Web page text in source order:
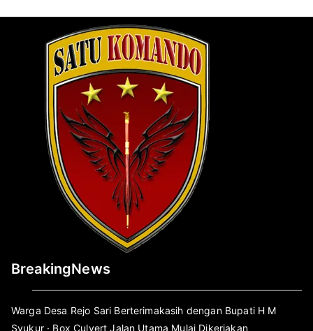
BreakingNews
Warga Desa Rejo Sari Berterimakasih dengan Bupati H M
Syukur · Box Culvert Jalan Utama Mulai Dikerjakan